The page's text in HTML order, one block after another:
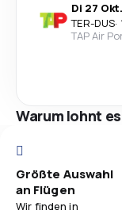
Di 27 Okt.
TER-DUS·
TAP Air
Warum lohnt
Größte Auswahl
an Flügen
Wir finden in